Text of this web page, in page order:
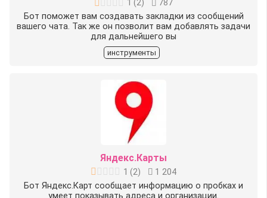
1 (2)
787
Бот поможет вам создавать закладки из сообщений
вашего чата. Так же он позволит вам добавлять задачи
для дальнейшего вы
инструменты
Яндекс.Карты
1 (2)
1 204
Бот Яндекс.Карт сообщает информацию о пробках и
умеет показывать адреса и организации.